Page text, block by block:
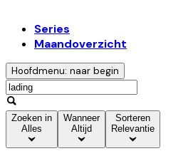
Series
Maandoverzicht
Hoofdmenu: naar begin
Zoeken in
Alles
Wanneer
Altijd
Sorteren
Relevantie